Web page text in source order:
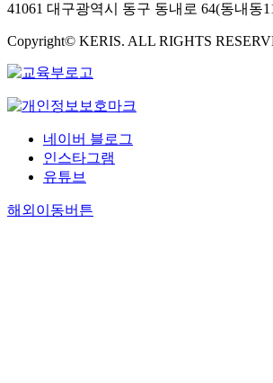
41061 대구광역시 동구 동내로 64(동내동
Copyright© KERIS. ALL RIGHTS
네이버 블로그
인스타그램
유튜브
해외이동버튼